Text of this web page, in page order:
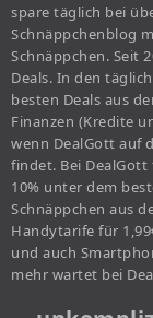
spare täglich bei
Schnäppchenblog
Schnäppchen. Seit
Deals. In den
besten Deals aus
Finanzen (Kredite
wenn DealGott auf
findet. Bei
10% unter dem
Schnäppchen aus
Handytarife für
und auch
mehr wartet bei